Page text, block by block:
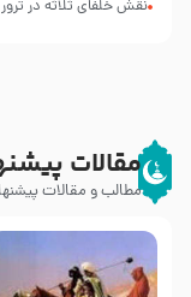
نقش خلفای ثلاثه در ترور
مقالات
مطالب و مقالات